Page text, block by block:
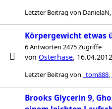
Letzter Beitrag von DanielaN,
Körpergewicht etwas
6 Antworten 2475 Zugriffe
von Osterhase,
Letzter Beitrag von _tom888,
Brooks Glycerin 9,